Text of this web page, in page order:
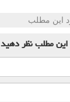
این مطلب
مطلبنظر دهید